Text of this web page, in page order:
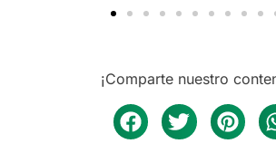
¡Comparte nuestro